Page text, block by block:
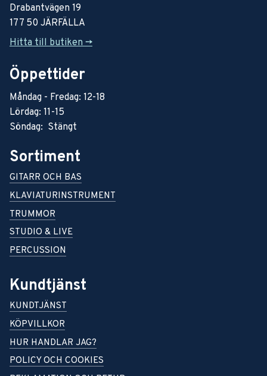
Drabantvägen 19
177 50 JÄRFÄLLA
Hitta till butiken ->
Öppettider
Måndag - Fredag: 12-18
Lördag: 11-15
Söndag: Stängt
Sortiment
GITARR OCH BAS
KLAVIATURINSTRUMENT
TRUMMOR
STUDIO & LIVE
PERCUSSION
Kundtjänst
KUNDTJÄNST
KÖPVILLKOR
HUR HANDLAR JAG?
POLICY OCH COOKIES